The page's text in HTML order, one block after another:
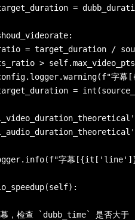
=
= target_duration /
>
字幕
=
字幕
，检查 `dubb_time` 是否大